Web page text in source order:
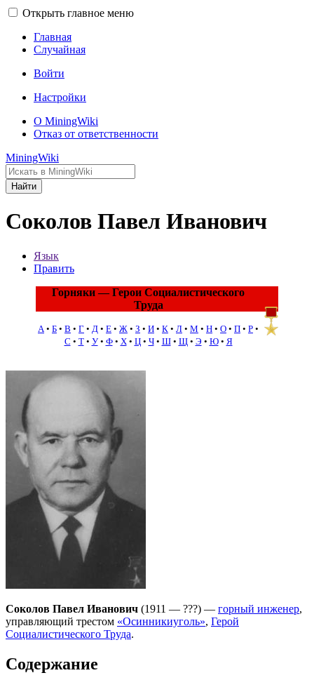
Открыть главное меню
Главная
Случайная
Войти
Настройки
О MiningWiki
Отказ от ответственности
MiningWiki
Найти
Соколов Павел Иванович
Язык
Править
Горняки — Герои Социалистического
Труда
А• Б • В • Г • Д • Е • Ж • З • И • К • Л • М • Н • О • П • Р •
С • Т• У• Ф• Х• Ц• Ч• Ш• Щ• Э • Ю• Я
Соколов Павел Иванович (1911 — ???) — горный инженер,
управляющий трестом «Осинникиуголь», Герой
Социалистического Труда.
Содержание